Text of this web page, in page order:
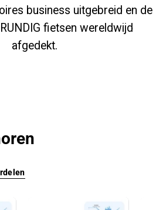
business uitgebreid en de
fietsen wereldwijd
afgedekt.
GRUNDIG